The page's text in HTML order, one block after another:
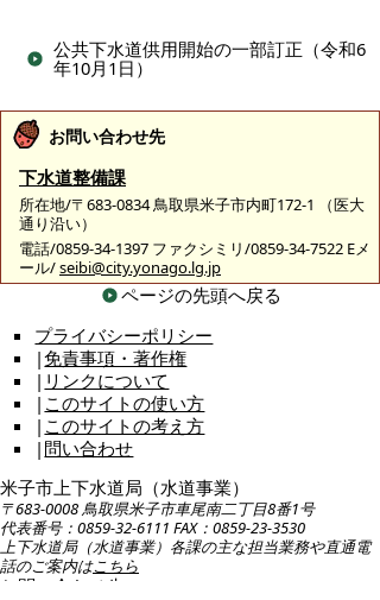
公共下水道供用開始の一部訂正（令和6
年10月1日）
お問い合わせ先
下水道整備課
所在地/〒683-0834 鳥取県米子市内町172-1 （医大
通り沿い）
電話/0859-34-1397 ファクシミリ/0859-34-7522 Eメ
ール/seibi@city.yonago.lg.jp
ページの先頭へ戻る
プライバシーポリシー
|免責事項・著作権
| リンクについて
| このサイトの使い方
| このサイトの考え方
| 問い合わせ
米子市上下水道局（水道事業）
〒683-0008 鳥取県米子市車尾南二丁目8番1号
代表番号：0859-32-6111 FAX：0859-23-3530
上下水道局（水道事業）各課の主な担当業務や直通電
話のご案内はこちら
お問い合わせ先